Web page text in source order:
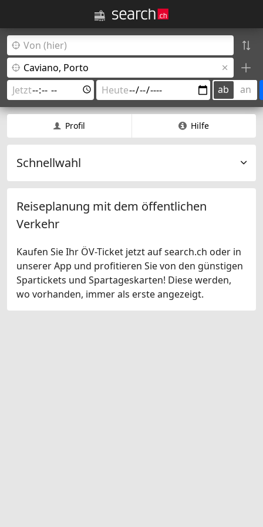
ab an
Profil Hilfe
Schnellwahl
Reiseplanung mit dem öffentlichen
Verkehr
Kaufen Sie Ihr ÖV-Ticket jetzt auf search.ch oder in
unserer App und profitieren Sie von den günstigen
Spartickets und Spartageskarten! Diese werden,
wo vorhanden, immer als erste angezeigt.